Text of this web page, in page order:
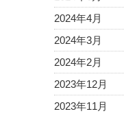
2024年4月
2024年3月
2024年2月
2023年12月
2023年11月